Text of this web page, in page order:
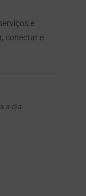
e
conectar e
a dia.